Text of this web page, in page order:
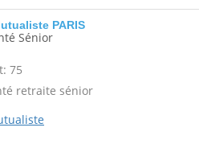
PARIS
Sénior
75
retraite sénior